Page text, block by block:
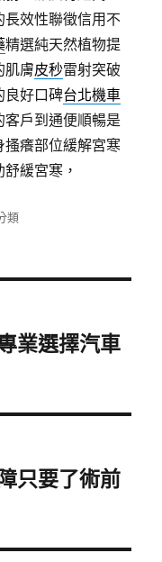
長效性聯徵信用不
精選純天然植物提
肌膚皮秒雷射突破
良好口碑台北機車
戶到通便順暢是
搔癢部位緩解宮寒
緩宮寒，
類
業選擇汽車
只要了術前